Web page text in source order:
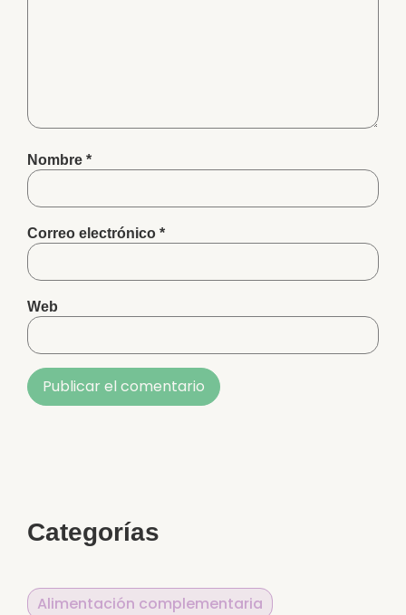
Nombre *
Correo electrónico *
Web
Categorías
Alimentación complementaria